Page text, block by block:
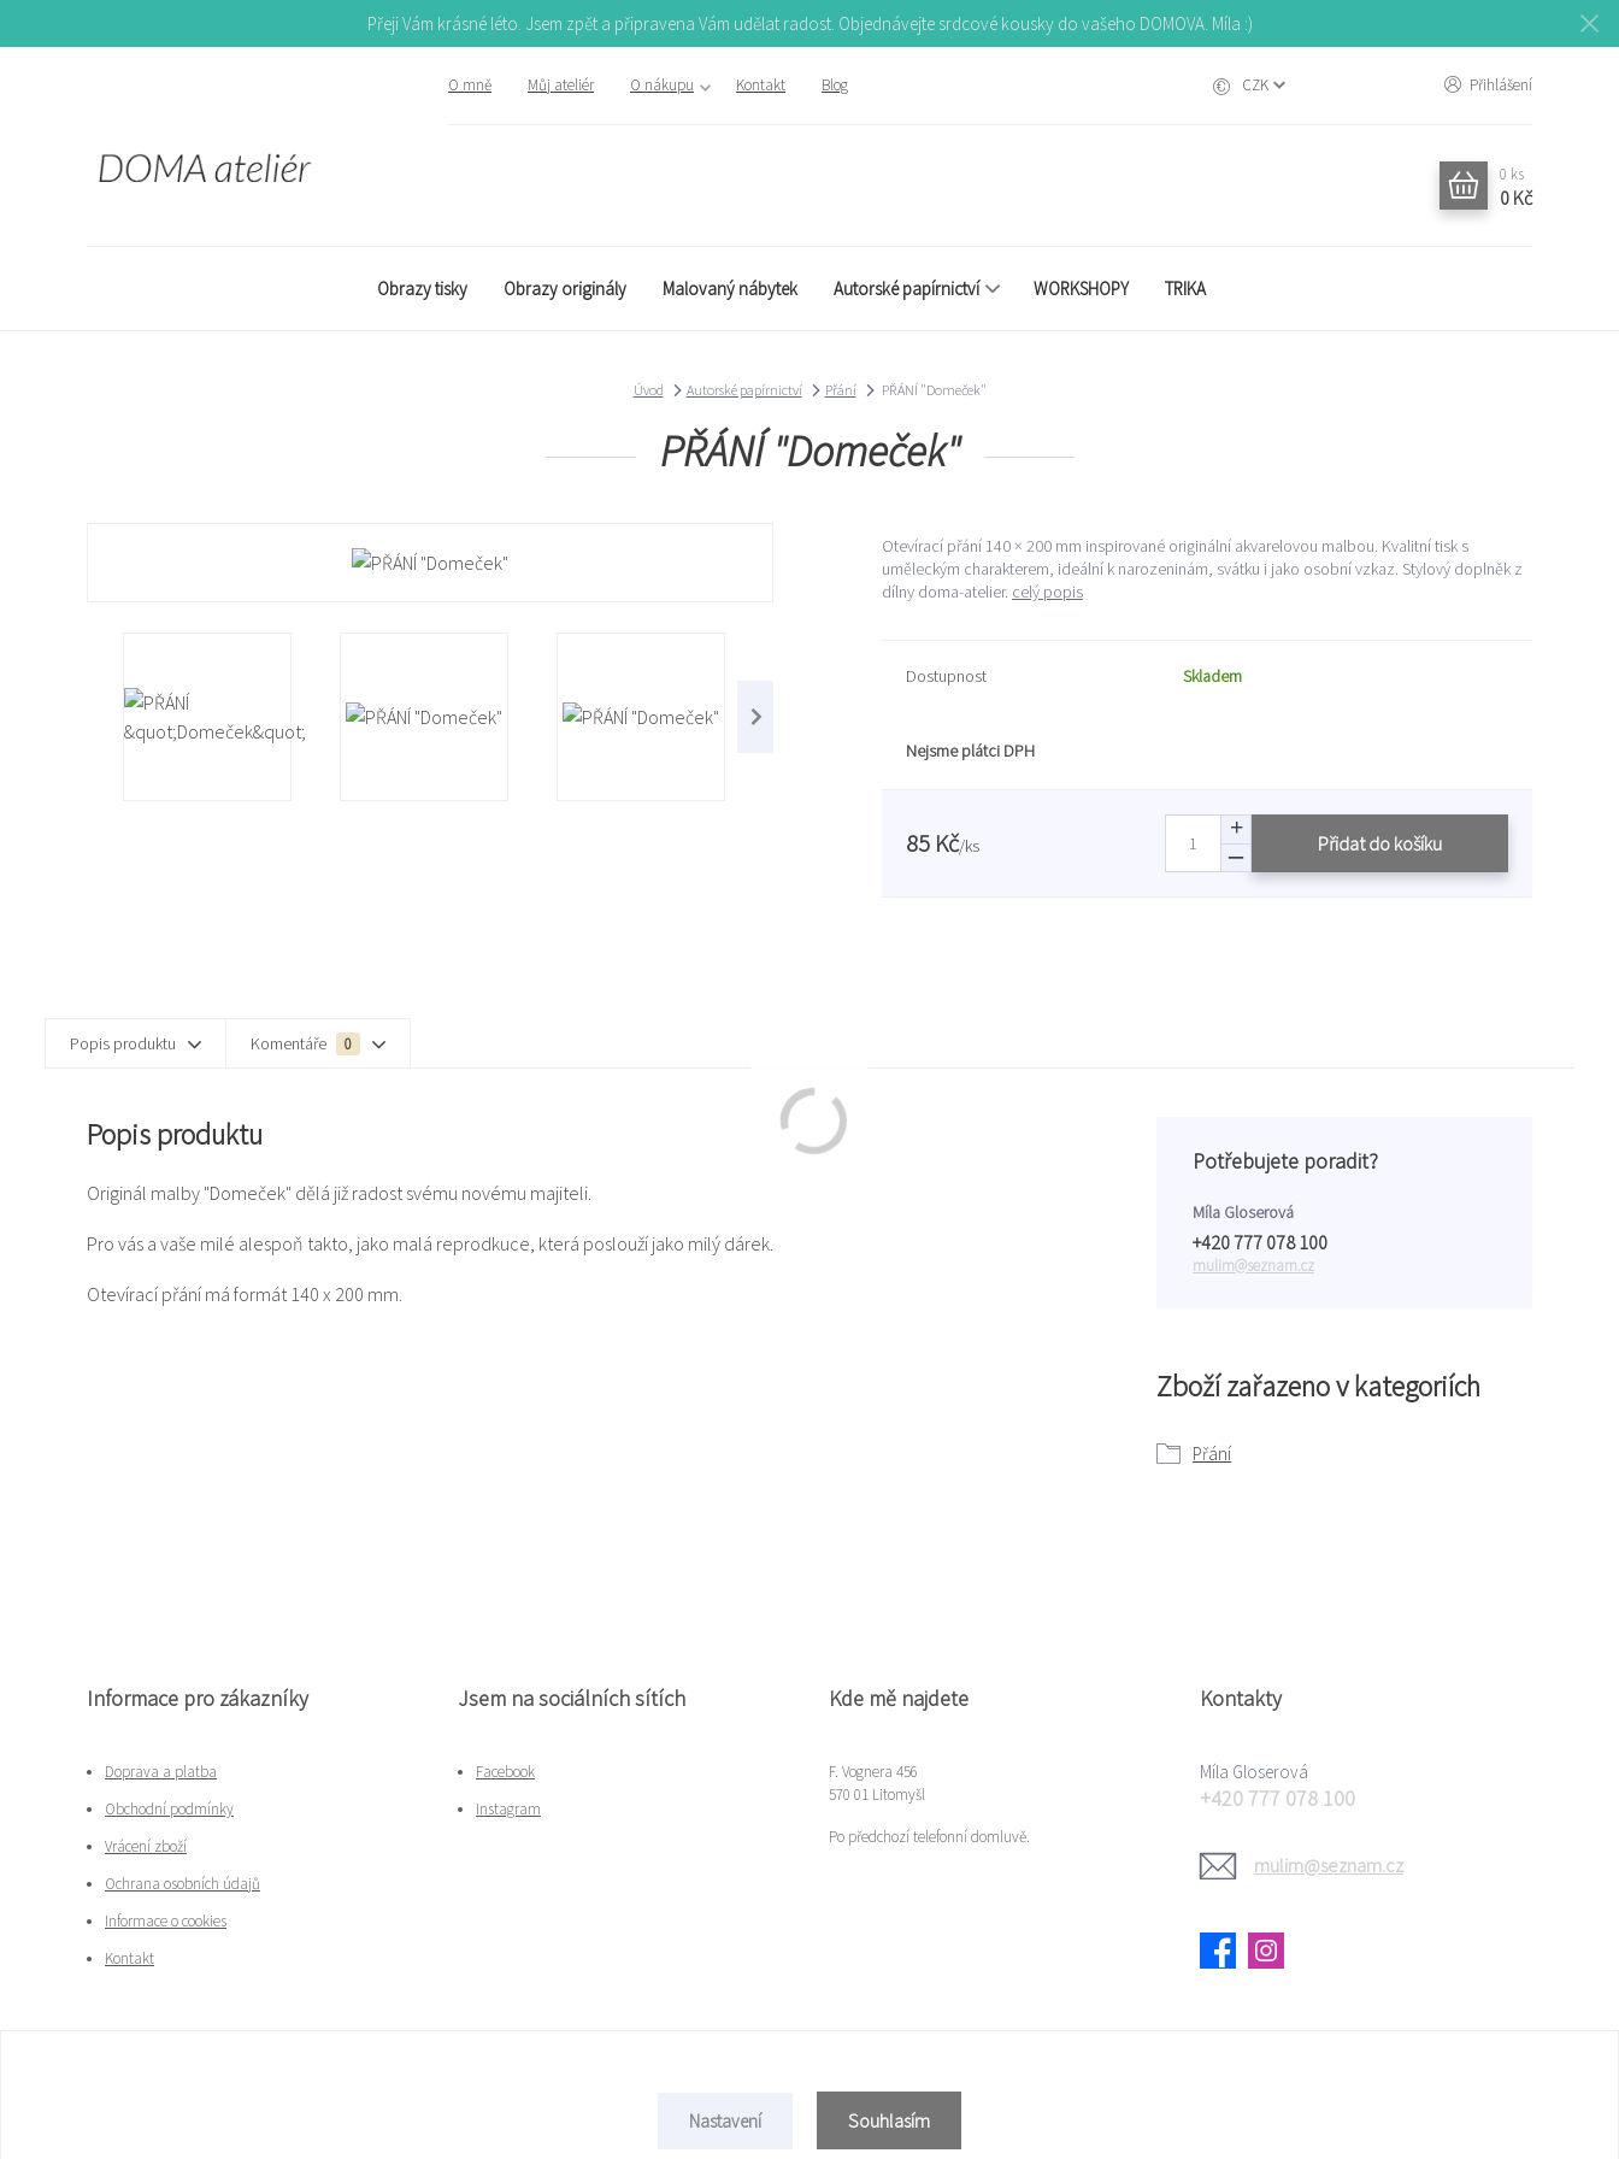
Přeji Vám krásné léto. Jsem zpět a připravena Vám udělat radost. Objednávejte srdcové kousky do vašeho DOMOVA. Míla :)
O mně Můj ateliér O nákupu Kontakt Blog CZK Přihlášení
0 ks
0 Kč
Obrazy tisky Obrazy originály Malovaný nábytek Autorské papírnictví WORKSHOPY TRIKA
Úvod Autorské papírnictví Přání PŘÁNÍ "Domeček"
PŘÁNÍ "Domeček"
Otevírací přání 140 × 200 mm inspirované originální akvarelovou malbou. Kvalitní tisk s
uměleckým charakterem, ideální k narozeninám, svátku i jako osobní vzkaz. Stylový doplněk z
dílny doma-atelier. celý popis
Dostupnost Skladem
Nejsme plátci DPH
85 Kč/ks Přidat do košíku
Popis produktu Komentáře 0
Popis produktu
Originál malby "Domeček" dělá již radost svému novému majiteli.
Pro vás a vaše milé alespoň takto, jako malá reprodkuce, která poslouží jako milý dárek.
Otevírací přání má formát 140 x 200 mm.
Zboží zařazeno v kategoriích
Přání
Potřebujete poradit?
Míla Gloserová
+420 777 078 100
mulim@seznam.cz
Informace pro zákazníky
Doprava a platba
Obchodní podmínky
Vrácení zboží
Ochrana osobních údajů
Informace o cookies
Kontakt
Jsem na sociálních sítích
Facebook
Instagram
Kde mě najdete
F. Vognera 456
570 01 Litomyšl
Po předchozí telefonní domluvě.
Kontakty
Míla Gloserová
+420 777 078 100
mulim@seznam.cz
Nastavení Souhlasím